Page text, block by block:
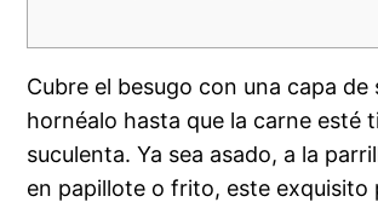
Cubre el besugo con una capa de
hornéalo hasta que la carne esté
suculenta. Ya sea asado, a la
en papillote o frito, este exquisito